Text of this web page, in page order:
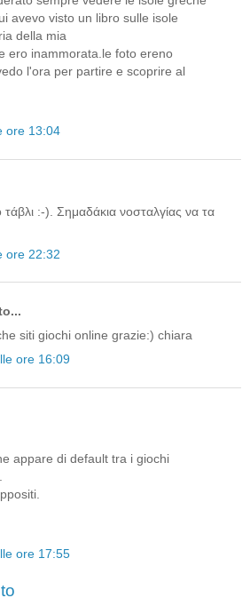
avevo visto un libro sulle isole
della mia
ero inammorata.le foto ereno
l'ora per partire e scoprire al
ore 13:04
:-). Σημαδάκια νοσταλγίας να τα
ore 22:32
siti giochi online grazie:) chiara
ore 16:09
appare di default tra i giochi
ore 17:55